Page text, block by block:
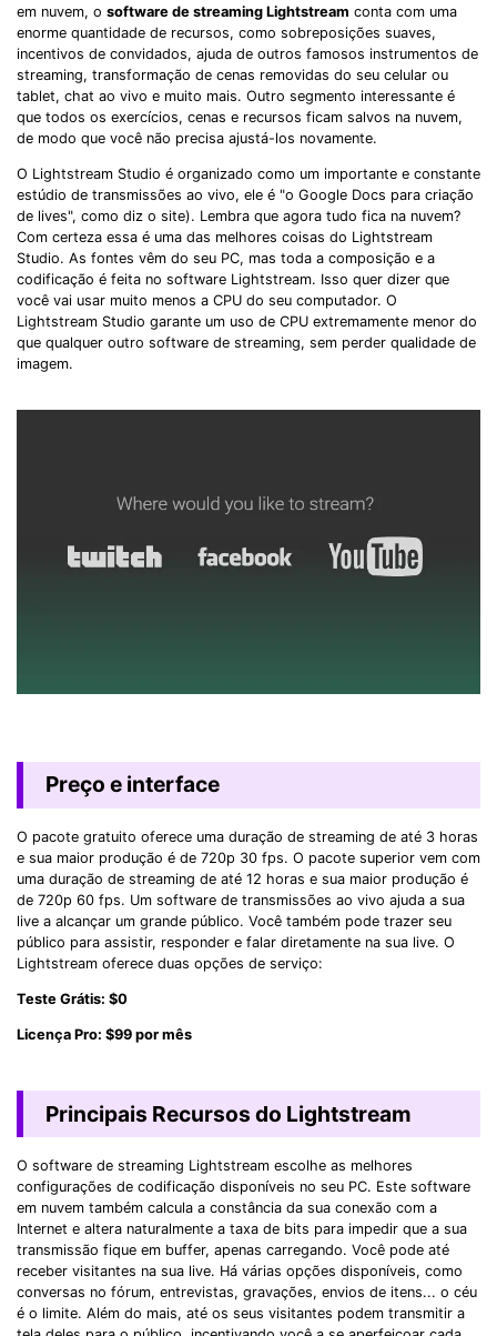
em nuvem, o software de streaming Lightstream conta com uma
enorme quantidade de recursos, como sobreposições suaves,
incentivos de convidados, ajuda de outros famosos instrumentos de
streaming, transformação de cenas removidas do seu celular ou
tablet, chat ao vivo e muito mais. Outro segmento interessante é
que todos os exercícios, cenas e recursos ficam salvos na nuvem,
de modo que você não precisa ajustá-los novamente.
O Lightstream Studio é organizado como um importante e constante
estúdio de transmissões ao vivo, ele é "o Google Docs para criação
de lives", como diz o site). Lembra que agora tudo fica na nuvem?
Com certeza essa é uma das melhores coisas do Lightstream
Studio. As fontes vêm do seu PC, mas toda a composição e a
codificação é feita no software Lightstream. Isso quer dizer que
você vai usar muito menos a CPU do seu computador. O
Lightstream Studio garante um uso de CPU extremamente menor do
que qualquer outro software de streaming, sem perder qualidade de
imagem.
Preço e interface
O pacote gratuito oferece uma duração de streaming de até 3 horas
e sua maior produção é de 720p 30 fps. O pacote superior vem com
uma duração de streaming de até 12 horas e sua maior produção é
de 720p 60 fps. Um software de transmissões ao vivo ajuda a sua
live a alcançar um grande público. Você também pode trazer seu
público para assistir, responder e falar diretamente na sua live. O
Lightstream oferece duas opções de serviço:
Teste Grátis: $0
Licença Pro: $99 por mês
Principais Recursos do Lightstream
O software de streaming Lightstream escolhe as melhores
configurações de codificação disponíveis no seu PC. Este software
em nuvem também calcula a constância da sua conexão com a
Internet e altera naturalmente a taxa de bits para impedir que a sua
transmissão fique em buffer, apenas carregando. Você pode até
receber visitantes na sua live. Há várias opções disponíveis, como
conversas no fórum, entrevistas, gravações, envios de itens... o céu
é o limite. Além do mais, até os seus visitantes podem transmitir a